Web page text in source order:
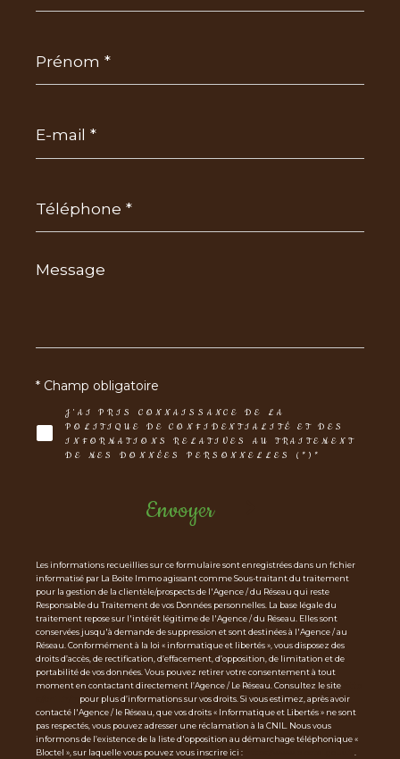
*
mail
*
Message
*
J'AI PRIS CONNAISSANCE DE LA
POLITIQUE DE CONFIDENTIALITÉ ET DES
INFORMATIONS RELATIVES AU TRAITEMENT
DE MES DONNÉES PERSONNELLES (*)*
* Champ obligatoire
Envoyer
Les informations recueillies sur ce formulaire sont enregistrées dans un fichier
informatisé par La Boite Immo agissant comme Sous-traitant du traitement
pour la gestion de la clientèle/prospects de l'Agence / du Réseau qui reste
Responsable du Traitement de vos Données personnelles. La base légale du
traitement repose sur l'intérêt légitime de l'Agence / du Réseau. Elles sont
conservées jusqu'à demande de suppression et sont destinées à l'Agence / au
Réseau. Conformément à la loi « informatique et libertés », vous disposez des
droits d’accès, de rectification, d’effacement, d’opposition, de limitation et de
portabilité de vos données. Vous pouvez retirer votre consentement à tout
moment en contactant directement l’Agence / Le Réseau. Consultez le site
pour plus d’informations sur vos droits. Si vous estimez, après avoir
contacté l'Agence / le Réseau, que vos droits « Informatique et Libertés » ne sont
pas respectés, vous pouvez adresser une réclamation à la CNIL. Nous vous
informons de l’existence de la liste d'opposition au démarchage téléphonique «
Bloctel », sur laquelle vous pouvez vous inscrire ici :